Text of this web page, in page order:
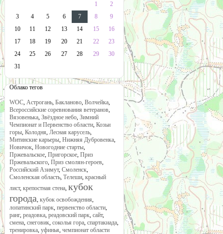
1
2
3
4 5 6 7 8
9
10
11 12 13 14 15
16
17
18 19 20 21 22
23
24
25 26 27 28 29
30
31
Облако тегов
WOC, Астрогань, Бакланово, Волчейка,
Всероссийские соревнования ветеранов,
Вязовенька, Звёздное небо, Зимний
Чемпионат и Первенство области, Козьи
горы, Колодня, Лесная карусель,
Митинские карьеры, Нижняя Дубровенка,
Новичок, Новогодние старты,
Пржевальское, Пригорское, Приз
Пржевальского, Приз смолян-героев,
Российский Азимут, Смоленск,
Смоленская область, Телеши, красный
лист, крепостная стена, кубок
города, кубок освобождения,
лопатинский парк, первенство области,
ранг, реадовка, реадовский парк, сайт,
смена, снеговик, соколья гора, спартакиада,
тренировка, уфинья, чемпионат области